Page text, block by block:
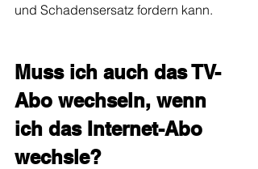
und Schadensersatz fordern kann.
Muss ich auch das TV-
Abo wechseln, wenn
ich das Internet-Abo
wechsle?